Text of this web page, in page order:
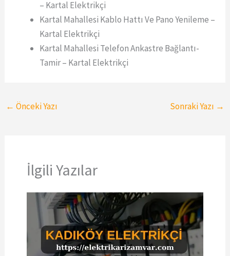
– Kartal Elektrikçi
Kartal Mahallesi Kablo Hattı Ve Pano Yenileme –
Kartal Elektrikçi
Kartal Mahallesi Telefon Ankastre Bağlantı-
Tamir – Kartal Elektrikçi
← Önceki Yazı Sonraki Yazı →
İlgili Yazılar